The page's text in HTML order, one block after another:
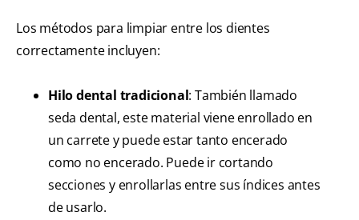
Los métodos para limpiar entre los dientes
correctamente incluyen:
Hilo dental tradicional: También llamado
seda dental, este material viene enrollado en
un carrete y puede estar tanto encerado
como no encerado. Puede ir cortando
secciones y enrollarlas entre sus índices antes
de usarlo.